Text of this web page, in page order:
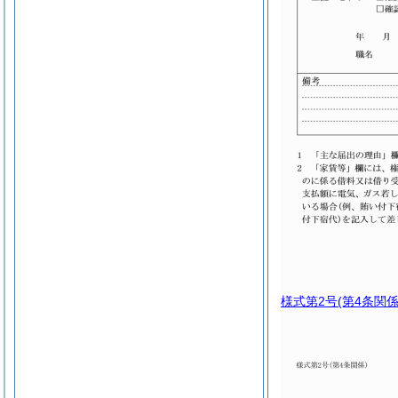
様式第2号(第4条関